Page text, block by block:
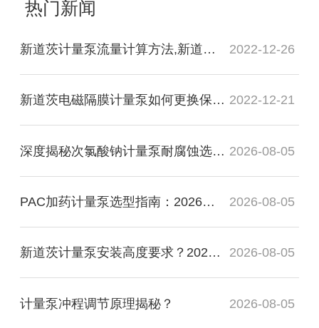
热门新闻
新道茨计量泵流量计算方法,新道茨计量泵流量怎么计算 2022-12-26
新道茨电磁隔膜计量泵如何更换保险丝更换 2022-12-21
深度揭秘次氯酸钠计量泵耐腐蚀选型标准：2026化工厂防漏与管路维保指南 2026-08-05
PAC加药计量泵选型指南：2026污水处理絮凝投加与管路防堵避坑手册 2026-08-05
新道茨计量泵安装高度要求？2026标准吸程参数与现场布管规范全解析 2026-08-05
计量泵冲程调节原理揭秘？ 2026-08-05